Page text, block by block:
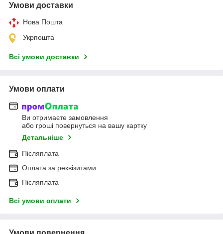
Умови доставки
Нова Пошта
Укрпошта
Всі умови доставки
Умови оплати
Ви отримаєте замовлення
або гроші повернуться на вашу картку
Детальніше
Післяплата
Оплата за реквізитами
Післяплата
Всі умови оплати